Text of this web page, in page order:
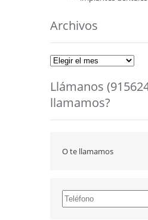
Archivos
Archivos
Llámanos
llamamos?
O te llamamos